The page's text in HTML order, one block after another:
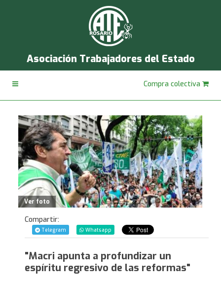
Asociación Trabajadores del Estado
Compra colectiva
Ver foto
Compartir:
Telegram Whatsapp
"Macri apunta a profundizar un
espíritu regresivo de las reformas"